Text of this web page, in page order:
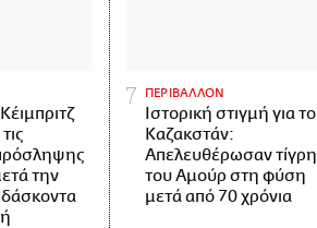
την
ΠΕΡΙΒΑΛΛΟΝ
Ιστορική στιγμή για το
Καζακστάν:
Απελευθέρωσαν τίγρη
του Αμούρ στη φύση
μετά από 70 χρόνια